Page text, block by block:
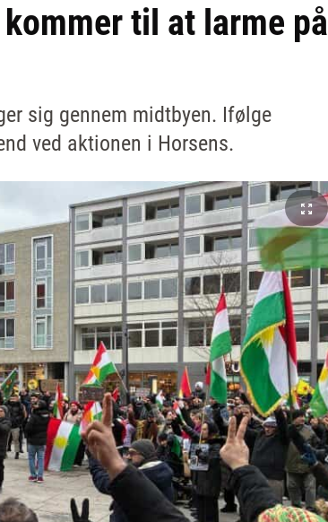
til at larme på
sig gennem midtbyen. Ifølge
ved aktionen i Horsens.